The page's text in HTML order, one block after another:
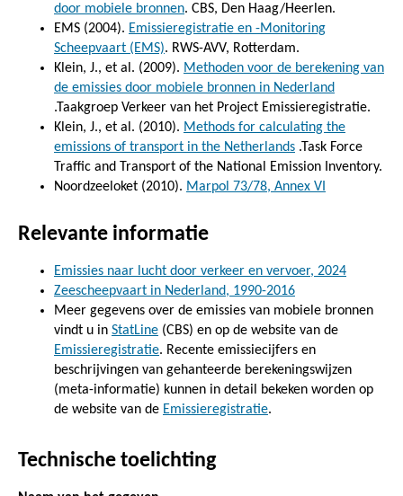
door mobiele bronnen. CBS, Den Haag/Heerlen.
EMS (2004). Emissieregistratie en -Monitoring
Scheepvaart (EMS). RWS-AVV, Rotterdam.
Klein, J., et al. (2009). Methoden voor de berekening van
de emissies door mobiele bronnen in Nederland
.Taakgroep Verkeer van het Project Emissieregistratie.
Klein, J., et al. (2010). Methods for calculating the
emissions of transport in the Netherlands .Task Force
Traffic and Transport of the National Emission Inventory.
Noordzeeloket (2010). Marpol 73/78, Annex VI
Relevante informatie
Emissies naar lucht door verkeer en vervoer, 2024
Zeescheepvaart in Nederland, 1990-2016
Meer gegevens over de emissies van mobiele bronnen
vindt u in StatLine (CBS) en op de website van de
Emissieregistratie. Recente emissiecijfers en
beschrijvingen van gehanteerde berekeningswijzen
(meta-informatie) kunnen in detail bekeken worden op
de website van de Emissieregistratie.
Technische toelichting